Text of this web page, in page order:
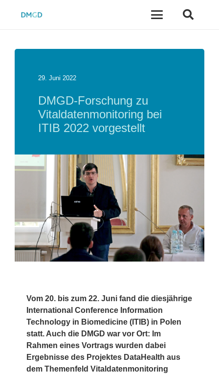
29. Juni 2022
DMGD-Forschung zu
Vitaldatenmonitoring bei
ITIB 2022 vorgestellt
Vom 20. bis zum 22. Juni fand die diesjährige
International Conference Information
Technology in Biomedicine (ITIB) in Polen
statt. Auch die DMGD war vor Ort: Im
Rahmen eines Vortrags wurden dabei
Ergebnisse des Projektes DataHealth aus
dem Themenfeld Vitaldatenmonitoring